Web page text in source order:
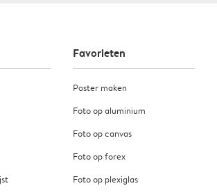
Favorieten
Poster maken
Foto op aluminium
Foto op canvas
Foto op forex
Foto op plexiglas